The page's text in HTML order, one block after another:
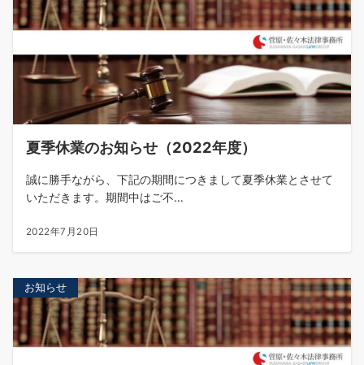
夏季休業のお知らせ（2022年度）
誠に勝手ながら、下記の期間につきまして夏季休業とさせて
いただきます。期間中はご不…
2022年7月20日
お知らせ